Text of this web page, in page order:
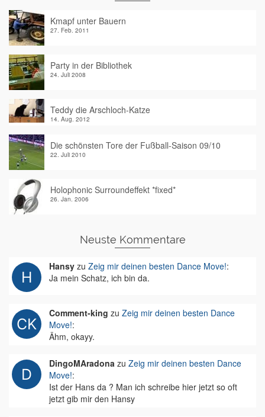
Kmapf unter Bauern
27. Feb. 2011
Party in der Bibliothek
24. Juli 2008
Teddy die Arschloch-Katze
14. Aug. 2012
Die schönsten Tore der Fußball-Saison 09/10
22. Juli 2010
Holophonic Surroundeffekt *fixed*
26. Jan. 2006
Neuste Kommentare
Hansy zu Zeig mir deinen besten Dance Move!:
Ja mein Schatz, ich bin da.
Comment-king zu Zeig mir deinen besten Dance
Move!:
Ähm, okayy.
DingoMAradona zu Zeig mir deinen besten Dance
Move!:
Ist der Hans da ? Man ich schreibe hier jetzt so oft
jetzt gib mir den Hansy